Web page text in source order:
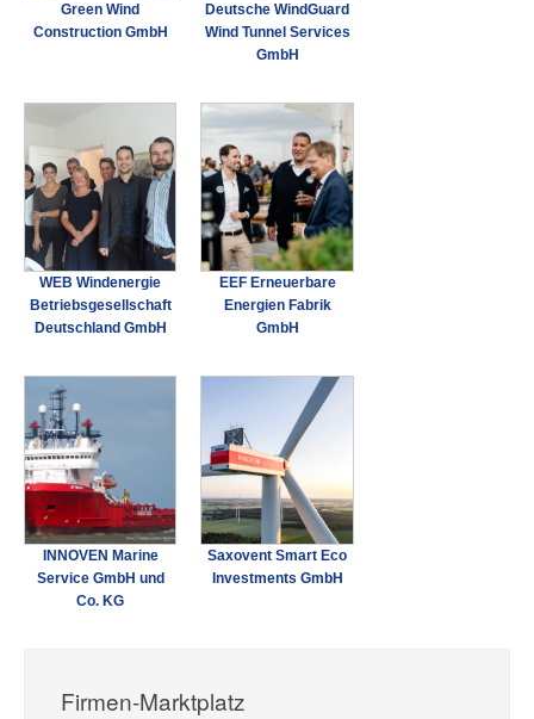
Green Wind
Construction GmbH
Deutsche WindGuard
Wind Tunnel Services
GmbH
WEB Windenergie
Betriebsgesellschaft
Deutschland GmbH
EEF Erneuerbare
Energien Fabrik
GmbH
INNOVEN Marine
Service GmbH und
Co. KG
Saxovent Smart Eco
Investments GmbH
Firmen-Marktplatz